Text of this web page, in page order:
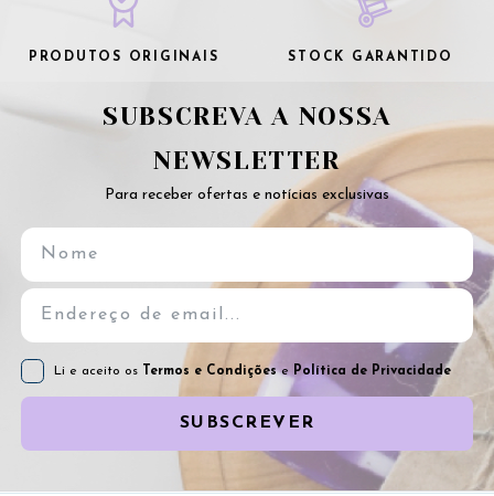
PRODUTOS ORIGINAIS STOCK GARANTIDO
SUBSCREVA A NOSSA
NEWSLETTER
Para receber ofertas e notícias exclusivas
Li e aceito os Termos e Condiçõese Política de Privacidade
SUBSCREVER